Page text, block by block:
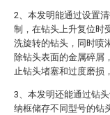
2、本发明能通过设置
制，在钻头上升复位时
洗旋转的钻头，同时喷
除钻头表面的金属碎屑
止钻头堵塞和过度磨损
3、本发明还能通过钻
纳框储存不同型号的钻